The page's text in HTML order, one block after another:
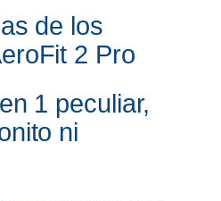
de los
2 Pro
1 peculiar,
ni